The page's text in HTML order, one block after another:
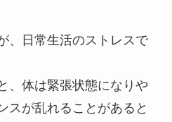
、日常生活のストレスで
、体は緊張状態になりや
スが乱れることがあると